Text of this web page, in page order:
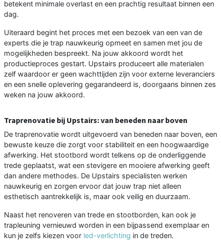
betekent minimale overlast en een prachtig resultaat binnen een
dag.
Uiteraard begint het proces met een bezoek van een van de
experts die je trap nauwkeurig opmeet en samen met jou de
mogelijkheden bespreekt. Na jouw akkoord wordt het
productieproces gestart. Upstairs produceert alle materialen
zelf waardoor er geen wachttijden zijn voor externe leveranciers
en een snelle oplevering gegarandeerd is, doorgaans binnen zes
weken na jouw akkoord.
Traprenovatie bij Upstairs: van beneden naar boven
De traprenovatie wordt uitgevoerd van beneden naar boven, een
bewuste keuze die zorgt voor stabiliteit en een hoogwaardige
afwerking. Het stootbord wordt telkens op de onderliggende
trede geplaatst, wat een stevigere en mooiere afwerking geeft
dan andere methodes. De Upstairs specialisten werken
nauwkeurig en zorgen ervoor dat jouw trap niet alleen
esthetisch aantrekkelijk is, maar ook veilig en duurzaam.
Naast het renoveren van trede en stootborden, kan ook je
trapleuning vernieuwd worden in een bijpassend exemplaar en
kun je zelfs kiezen voor led-verlichting in de treden.